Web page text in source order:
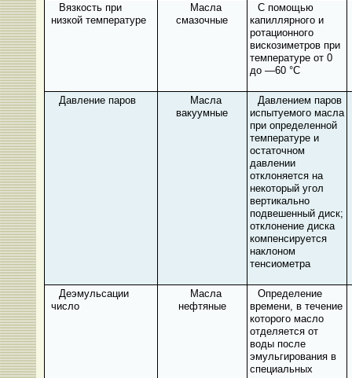
Вязкость при
низкой температуре
Масла
смазочные
С помощью
капиллярного и
ротационного
вискозиметров при
температуре от 0
до —60 °С
Давление паров
Масла
вакуумные
Давлением паров
испытуемого масла
при определенной
температуре и
остаточном
давлении
отклоняется на
некоторый угол
вертикально
подвешенный диск;
отклонение диска
компенсируется
наклоном
тенсиометра
Деэмульсации
число
Масла
нефтяные
Определение
времени, в течение
которого масло
отделяется от
воды после
эмульгирования в
специальных